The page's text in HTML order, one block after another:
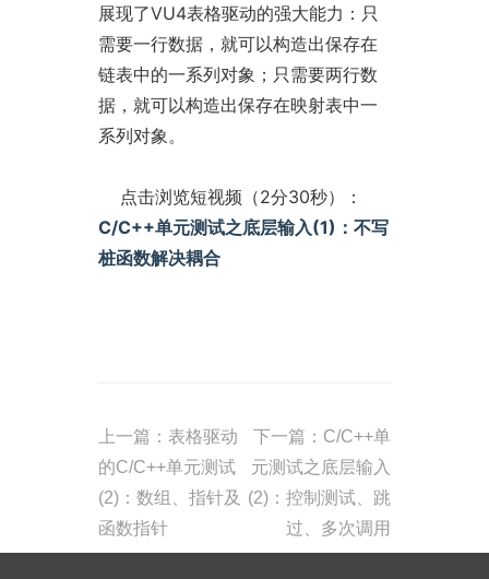
展现了VU4表格驱动的强大能力：只
需要一行数据，就可以构造出保存在
链表中的一系列对象；只需要两行数
据，就可以构造出保存在映射表中一
系列对象。
点击浏览短视频（2分30秒）：
C/C++单元测试之底层输入(1)：不写
桩函数解决耦合
上一篇：表格驱动
的C/C++单元测试
(2)：数组、指针及
函数指针
下一篇：C/C++单
元测试之底层输入
(2)：控制测试、跳
过、多次调用